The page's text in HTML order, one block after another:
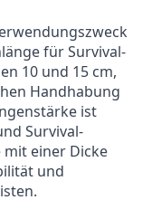
für Survival-
10 und 15 cm,
Handhabung
ist
Survival-
mit einer Dicke
und